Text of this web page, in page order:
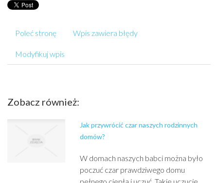
Poleć stronę Wpis zawiera błędy
Modyfikuj wpis
Zobacz również:
Jak przywrócić czar naszych rodzinnych
domów?
W domach naszych babci można było
poczuć czar prawdziwego domu